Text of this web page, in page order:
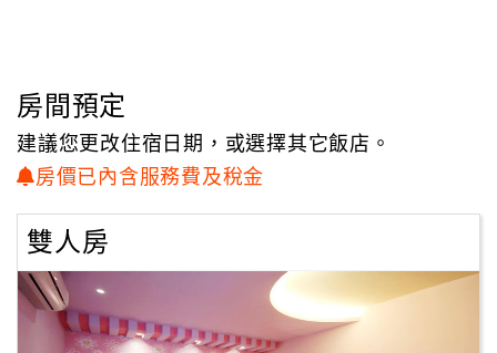
地
圖
顧
務
房間預定
建議您更改住宿日期，或選擇其它飯店。
房價已內含服務費及稅金
雙人房